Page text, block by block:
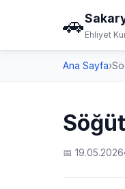
🚗 Ehliyet
Ana Sayfa›
📅 19.05.2026